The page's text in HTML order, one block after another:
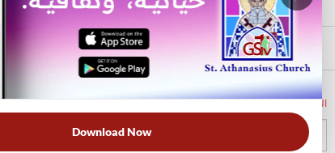
Download Now
الرئيسية